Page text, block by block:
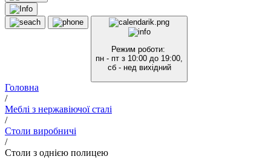
Режим роботи:
пн - пт з 10:00 до 19:00,
сб - нед вихідний
Головна
/
Меблі з нержавіючої сталі
/
Столи виробничі
/
Столи з однією полицею